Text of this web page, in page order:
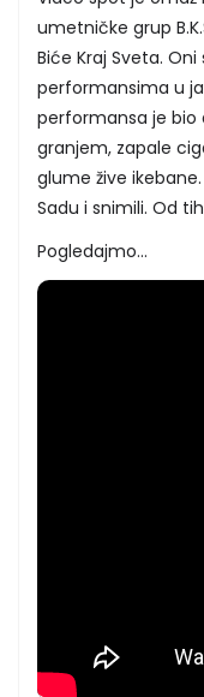
umetničke grup
Biće Kraj Sveta.
performansima u
performansa je bio
granjem, zapale
glume žive
Sadu i snimili. Od
Pogledajmo...